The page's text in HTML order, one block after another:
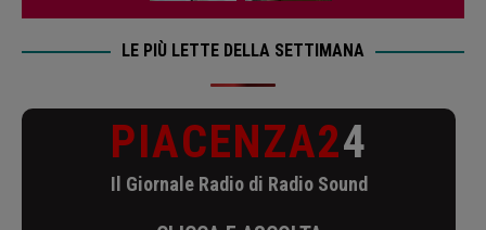
LE PIÙ LETTE DELLA SETTIMANA
PIACENZA24
Il Giornale Radio di Radio Sound